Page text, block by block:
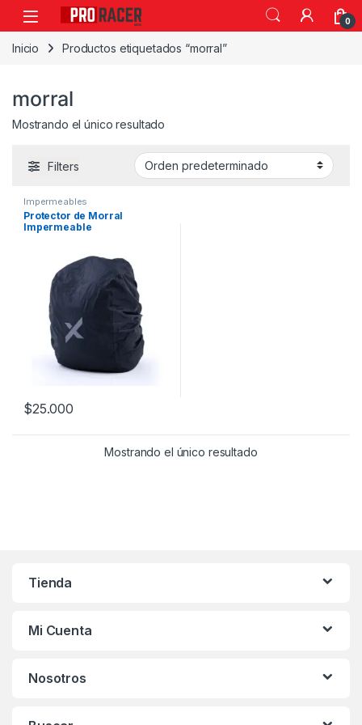
0
Inicio Productos etiquetados “morral”
morral
Mostrando el único resultado
Filters
Impermeables
Protector de Morral
Impermeable
$25.000
Mostrando el único resultado
Tienda
Mi Cuenta
Nosotros